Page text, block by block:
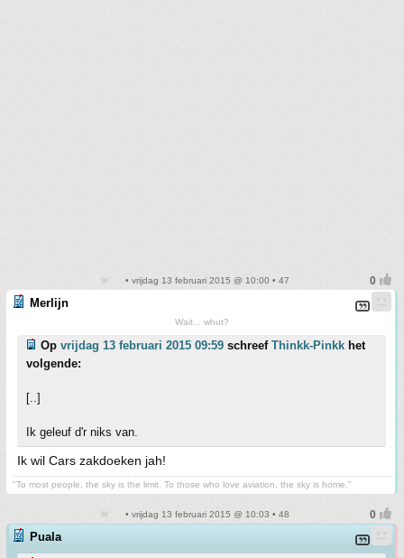
• vrijdag 13 februari 2015 @ 10:00 • 47
Merlijn
Wait... whut?
Op vrijdag 13 februari 2015 09:59 schreef Thinkk-Pinkk het
volgende:
[..]
Ik geleuf d'r niks van.
Ik wil Cars zakdoeken jah!
"To most people, the sky is the limit. To those who love aviation, the sky is home."
• vrijdag 13 februari 2015 @ 10:03 • 48
Puala